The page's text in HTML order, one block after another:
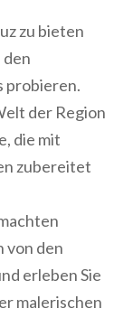
zu bieten
den
probieren.
der Region
die mit
zubereitet
von den
erleben Sie
malerischen